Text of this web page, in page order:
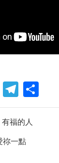
Blogger Telegram
有福的人
祢一點